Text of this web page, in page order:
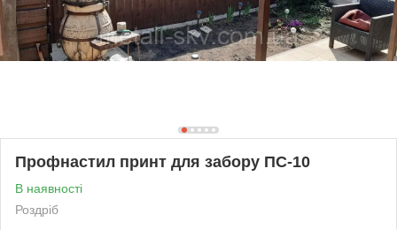
Профнастил принт для забору ПС-10
В наявності
Роздріб